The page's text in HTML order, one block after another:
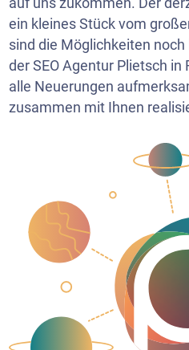
ein kleines Stück vom
sind die Möglichkeiten
der SEO Agentur Plietsch
alle Neuerungen
zusammen mit Ihnen